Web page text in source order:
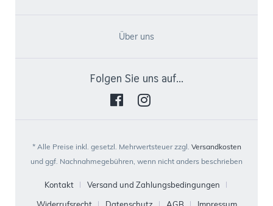
Über uns
Folgen Sie uns auf...
* Alle Preise inkl. gesetzl. Mehrwertsteuer zzgl. Versandkosten
und ggf. Nachnahmegebühren, wenn nicht anders beschrieben
Kontakt
Versand und Zahlungsbedingungen